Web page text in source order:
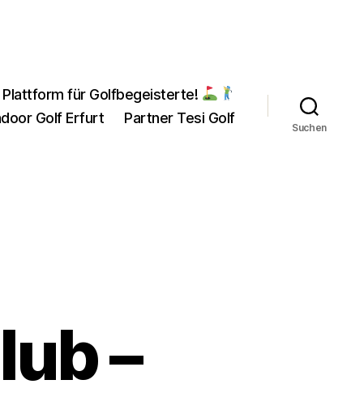
Plattform für Golfbegeisterte!
Golf Erfurt
Partner Tesi Golf
Suchen
–